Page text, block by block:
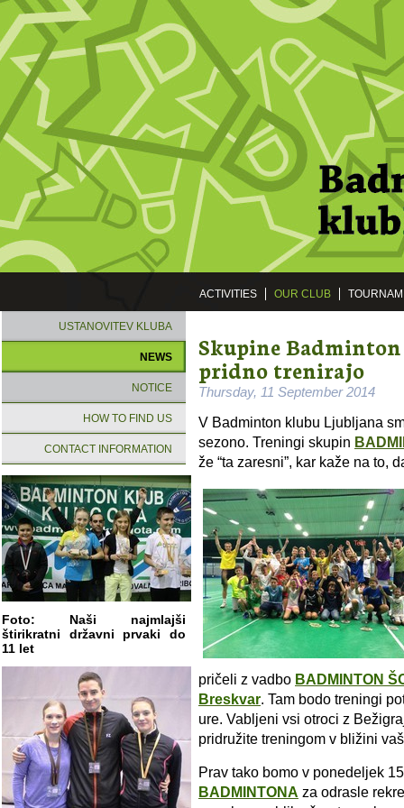
ACTIVITIES OUR CLUB
USTANOVITEV KLUBA
NEWS
NOTICE
HOW TO FIND US
CONTACT INFORMATION
Foto: Naši najmlajši
štirikratni državni prvaki do
11 let
Skupine Badminton
pridno trenirajo
Thursday, 11 September 2014
V Badminton klubu Ljubljana
sezono. Treningi skupin
že “ta zaresni”, kar kaže na to,
pričeli z vadbo BADMINTON
Breskvar. Tam bodo treningi
ure. Vabljeni vsi otroci z
pridružite treningom v bližini
Prav tako bomo v ponedeljek
BADMINTONA za odrasle